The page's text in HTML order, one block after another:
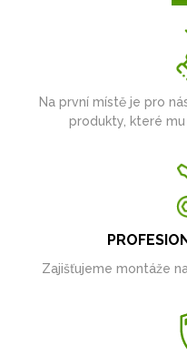
Na první místě je pro
produkty, které
Zajišťujeme montáže